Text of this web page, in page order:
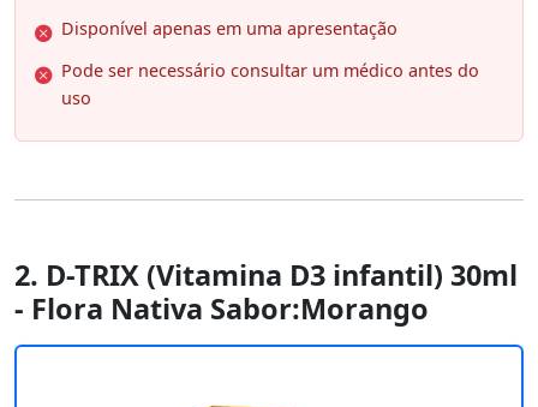
Disponível apenas em uma apresentação
Pode ser necessário consultar um médico antes do
uso
2. D-TRIX (Vitamina D3 infantil) 30ml
- Flora Nativa Sabor:Morango